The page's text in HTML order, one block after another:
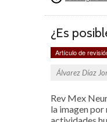
¿Es
Artículo de
Álvarez Díaz
Rev Mex
la imagen